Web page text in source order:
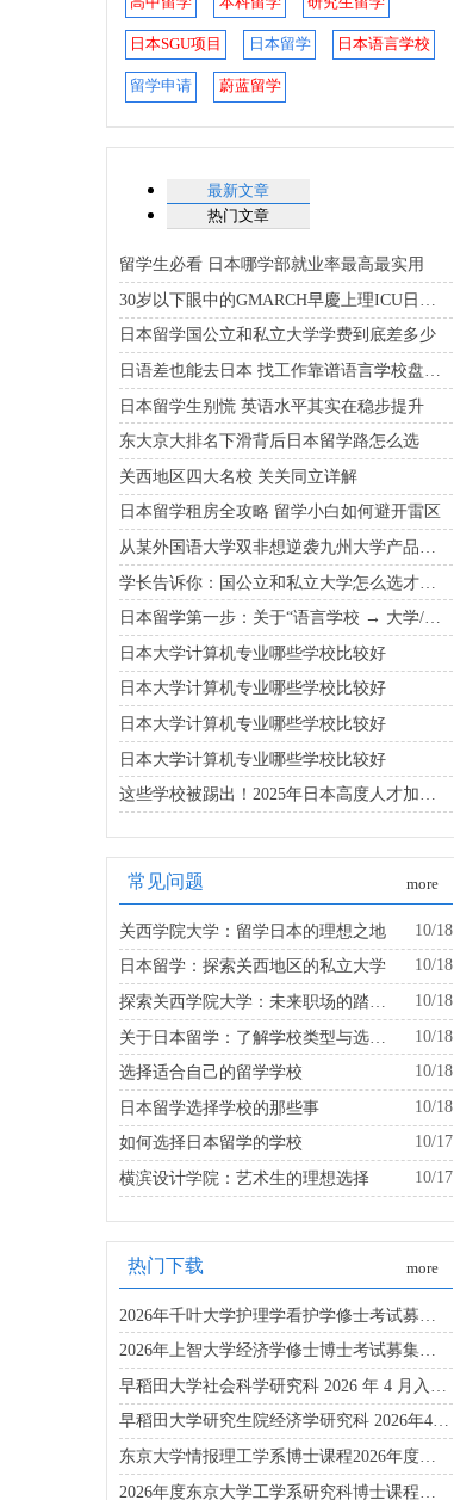
日本SGU项目 日本留学 日本语言学校
留学申请 蔚蓝留学
最新文章
热门文章
留学生必看 日本哪学部就业率最高最实用
日本留学国公立和私立大学学费到底差多少
日本留学生别慌 英语水平其实在稳步提升
东大京大排名下滑背后日本留学路怎么选
关西地区四大名校 关关同立详解
日本留学租房全攻略 留学小白如何避开雷区
日本留学第一步：关于“语言学校 → 大学/大学院”的升学路线
日本大学计算机专业哪些学校比较好
日本大学计算机专业哪些学校比较好
日本大学计算机专业哪些学校比较好
日本大学计算机专业哪些学校比较好
这些学校被踢出！2025年日本高度人才加分校名单新变化
常见问题 more
关西学院大学：留学日本的理想之地
10/18
日本留学：探索关西地区的私立大学
10/18
10/18
10/18
选择适合自己的留学学校
10/18
日本留学选择学校的那些事
10/18
如何选择日本留学的学校
10/17
横滨设计学院：艺术生的理想选择
10/17
热门下载 more
早稻田大学研究生院经济学研究科 2026年4月入学考试指南